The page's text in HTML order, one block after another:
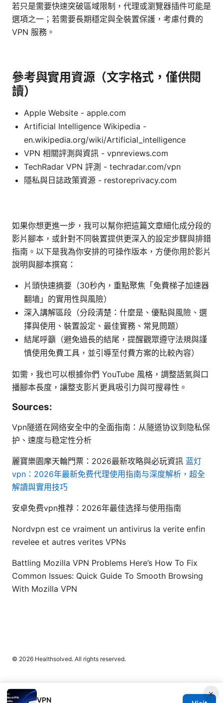
若只是需要快速突破區域限制，代理或瀏覽器插件可能是
選項之一；若需要長期穩定與全裝置保護，考慮付費的
VPN 服務。
參考與實用資源（文字格式，僅供閱
讀）
Apple Website - apple.com
Artificial Intelligence Wikipedia -
en.wikipedia.org/wiki/Artificial_intelligence
VPN 相關評測與資訊 - vpnreviews.com
TechRadar VPN 評測 - techradar.com/vpn
隱私與日誌政策資源 - restoreprivacy.com
如果你想更進一步，我可以幫你把這篇文章細化成分段的
影片腳本，或針對不同裝置提供更深入的設定步驟與排錯
指南。以下是我為你安排的可操作版本，方便你用於影片
說明與腳本撰寫：
片頭快速摘要（30秒內，重點聚焦「免費梯子加速器
翻墙」的實用性與風險）
深入講解區段（分段清楚：什麼是、優點與風險、選
擇與使用、裝置設定、最佳實務、常見問題）
結尾呼籲（避免過長的結尾，提醒觀眾遵守法規與謹
慎使用免費工具，並引導至付費方案的比較內容）
如需，我也可以根據你們 YouTube 風格，調整語氣與口
播腳本長度，讓整支影片更具吸引力與可搜尋性。
Sources:
Vpn隧道在网络安全中的全面指南：从隧道协议到隐私保
护、速度与稳定性分析
麗寶樂園摩天輪門票：2026最新攻略與必玩資訊 蓝灯
vpn：2026年最新免费代理使用指南与深度解析，超全
解讀與實用技巧
安卓免费vpn推荐：2026年最佳选择与使用指南
Nordvpn est ce vraiment un antivirus la verite enfin
revelee et autres verites VPNs
Battling Mozilla VPN Problems Here’s How To Fix
Common Issues: Quick Guide To Smooth Browsing
With Mozilla VPN
×
VPN
© 2026 Healthsolved. All rights reserved.